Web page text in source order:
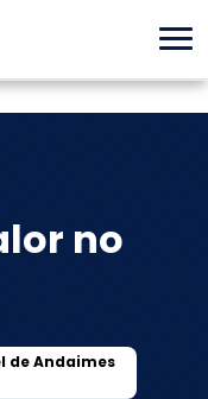
no
de Andaimes